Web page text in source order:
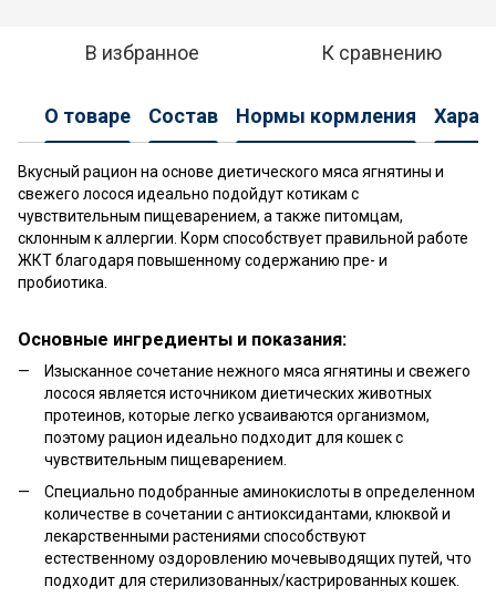
В избранное К сравнению
О товаре Состав Нормы кормления
Вкусный рацион на основе диетического мяса ягнятины и
свежего лосося идеально подойдут котикам с
чувствительным пищеварением, а также питомцам,
склонным к аллергии. Корм способствует правильной работе
ЖКТ благодаря повышенному содержанию пре- и
пробиотика.
Основные ингредиенты и показания:
Изысканное сочетание нежного мяса ягнятины и свежего
лосося является источником диетических животных
протеинов, которые легко усваиваются организмом,
поэтому рацион идеально подходит для кошек с
чувствительным пищеварением.
Специально подобранные аминокислоты в определенном
количестве в сочетании с антиоксидантами, клюквой и
лекарственными растениями способствуют
естественному оздоровлению мочевыводящих путей, что
подходит для стерилизованных/кастрированных кошек.